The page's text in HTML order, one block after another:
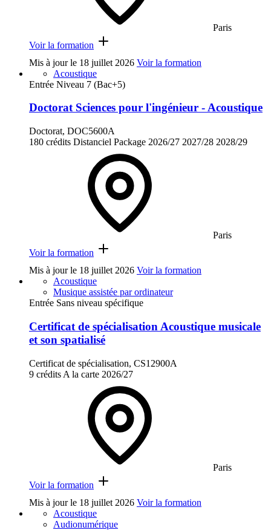
Paris
Voir la formation
Mis à jour le 18 juillet 2026 Voir la formation
Acoustique
Entrée Niveau 7 (Bac+5)
Doctorat Sciences pour l'ingénieur - Acoustique
Doctorat, DOC5600A
180 crédits Distanciel Package 2026/27 2027/28 2028/29
Paris
Voir la formation
Mis à jour le 18 juillet 2026 Voir la formation
Acoustique
Musique assistée par ordinateur
Entrée Sans niveau spécifique
Certificat de spécialisation Acoustique musicale
et son spatialisé
Certificat de spécialisation, CS12900A
9 crédits A la carte 2026/27
Paris
Voir la formation
Mis à jour le 18 juillet 2026 Voir la formation
Acoustique
Audionumérique